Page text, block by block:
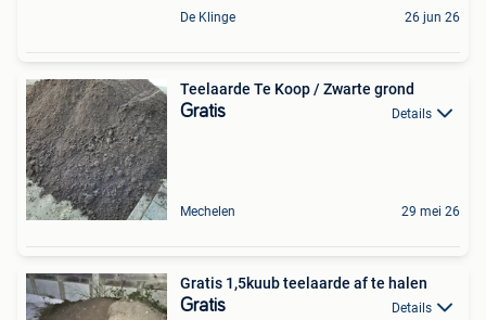
De Klinge 26 jun 26
Teelaarde Te Koop / Zwarte grond
Gratis Details
Mechelen 29 mei 26
Gratis 1,5kuub teelaarde af te halen
Gratis Details